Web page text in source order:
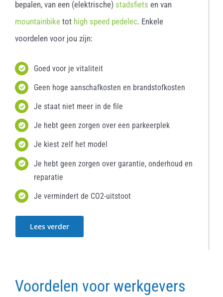
bepalen, van een (elektrische) stadsfiets en van
mountainbiketot high speed pedelec. Enkele
voordelen voor jou zijn:
Goed voor je vitaliteit
Geen hoge aanschafkosten en brandstofkosten
Je staat niet meer in de file
Je hebt geen zorgen over een parkeerplek
Je kiest zelf het model
Je hebt geen zorgen over garantie, onderhoud en
reparatie
Je vermindert de CO2-uitstoot
Lees verder
Voordelen voor werkgevers